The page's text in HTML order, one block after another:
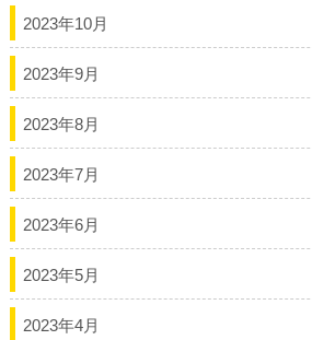
2023年10月
2023年9月
2023年8月
2023年7月
2023年6月
2023年5月
2023年4月